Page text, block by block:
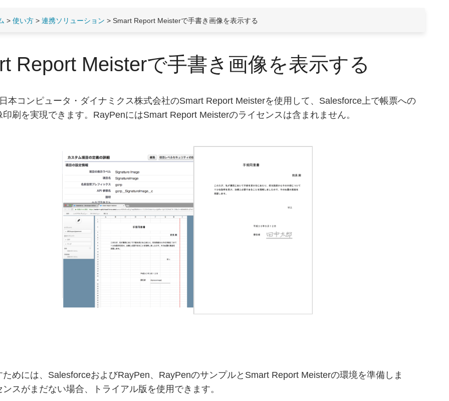
>使い方 >連携ソリューション > Smart Report Meisterで手書き画像を表示する
Report Meisterで手書き画像を表示する
本コンピュータ・ダイナミクス株式会社のSmart Report Meisterを使用して、Salesforce上で帳票への
刷を実現できます。RayPenにはSmart Report Meisterのライセンスは含まれません。
ためには、SalesforceおよびRayPen、RayPenのサンプルとSmart Report Meisterの環境を準備しま
スがまだない場合、トライアル版を使用できます。